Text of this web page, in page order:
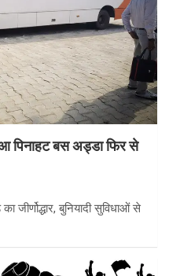
पिनाहट बस अड्डा फिर से
बुनियादी सुविधाओं से